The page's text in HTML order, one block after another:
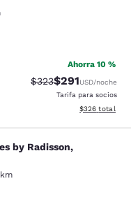
Bueno. 426 reseñas
Ahorra 10 %
Precio tachado:
$323Precio con
$291USD/noche
Tarifa para socios
Ver detalles
$326 total
Radisson,
by Radisson,
Muy bueno. 277 reseñas